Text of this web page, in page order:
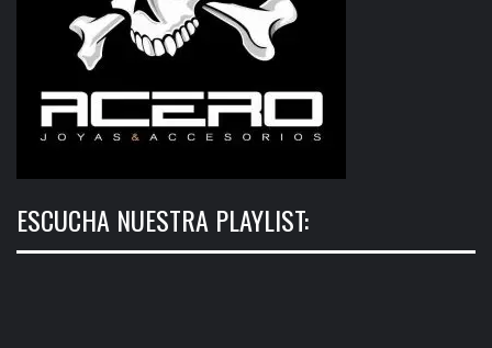
ESCUCHA NUESTRA PLAYLIST: